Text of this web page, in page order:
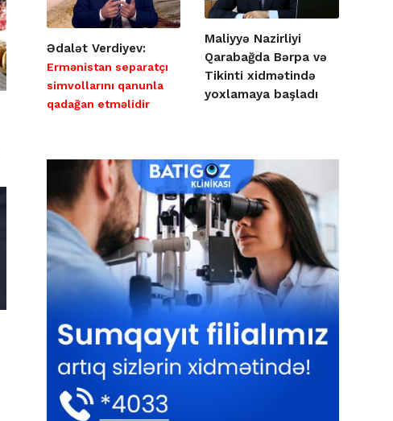
Ədalət Verdiyev:
Ermənistan separatçı
simvollarını qanunla
qadağan etməlidir
Maliyyə Nazirliyi
Qarabağda Bərpa və
Tikinti xidmətində
yoxlamaya başladı